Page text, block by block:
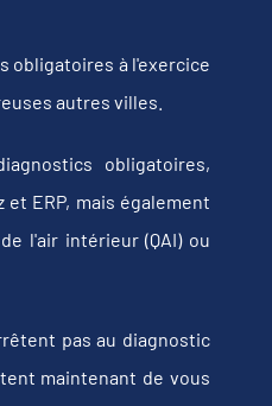
obligatoires à l'exercice
autres villes.
obligatoires,
ERP, mais également
l'air intérieur (QAI) ou
pas au diagnostic
maintenant de vous